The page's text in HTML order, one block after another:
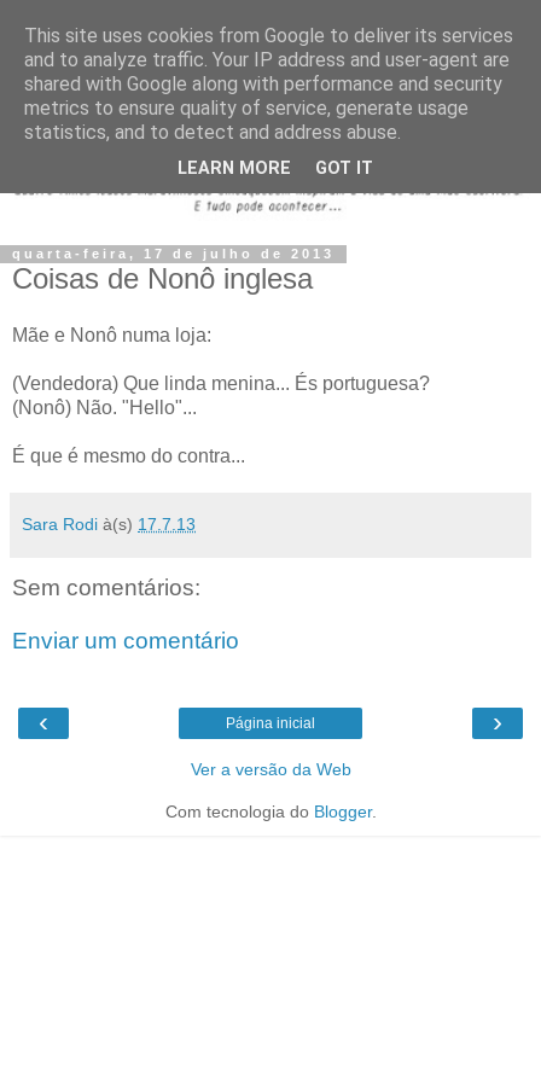
quarta-feira, 17 de julho de 2013
Coisas de Nonô inglesa
Mãe e Nonô numa loja:
(Vendedora) Que linda menina... És portuguesa?
(Nonô) Não. "Hello"...
É que é mesmo do contra...
Sara Rodi à(s) 17.7.13
Sem comentários:
Enviar um comentário
‹ ›
Página inicial
Ver a versão da Web
Com tecnologia do Blogger.
This site uses cookies from Google to deliver its services
and to analyze traffic. Your IP address and user-agent are
shared with Google along with performance and security
metrics to ensure quality of service, generate usage
statistics, and to detect and address abuse.
LEARN MORE GOT IT